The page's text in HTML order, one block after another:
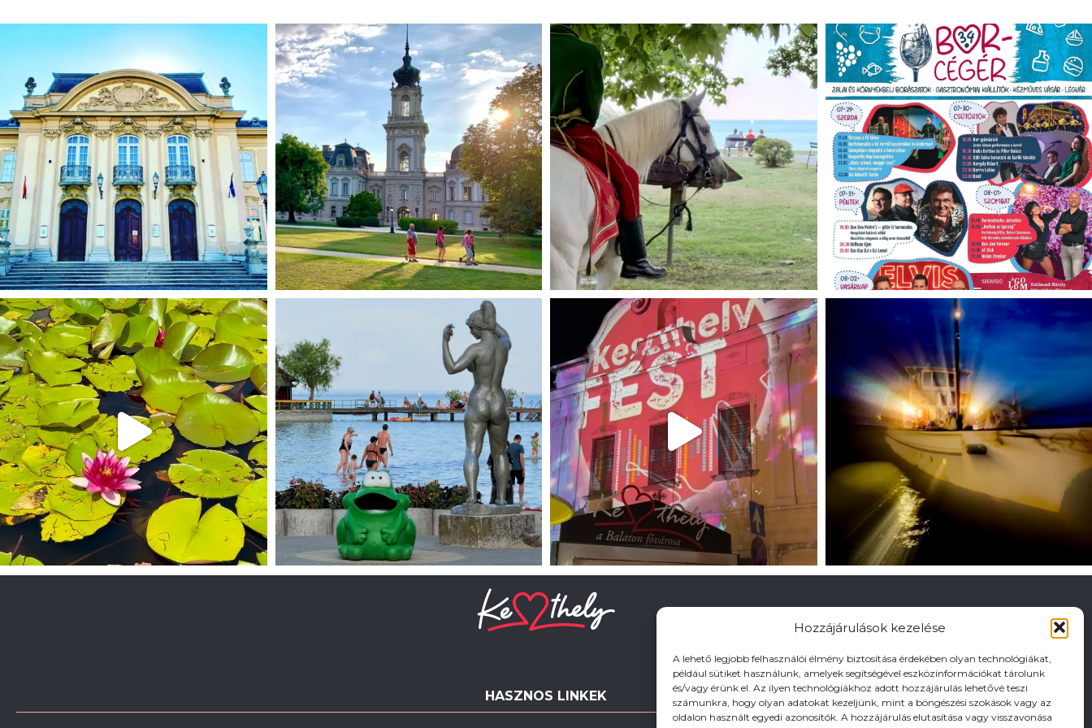
Hozzájárulások kezelése
A lehető legjobb felhasználói élmény biztosítása érdekében olyan technológiákat,
például sütiket használunk, amelyek segítségével eszközinformációkat tárolunk
és/vagy érünk el. Az ilyen technológiákhoz adott hozzájárulás lehetővé teszi
számunkra, hogy olyan adatokat kezeljünk, mint a böngészési szokások vagy az
oldalon használt egyedi azonosítók. A hozzájárulás elutasítása vagy visszavonása
HASZNOS LINKEK